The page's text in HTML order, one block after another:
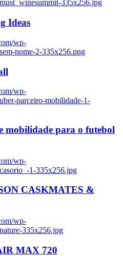
335x256.jpg
Ideas
wp-
nome-2-335x256.png
wp-
parceiro-mobilidade-1-
mobilidade para o futebol
wp-
1-335x256.jpg
CASKMATES &
wp-
335x256.jpg
MAX 720